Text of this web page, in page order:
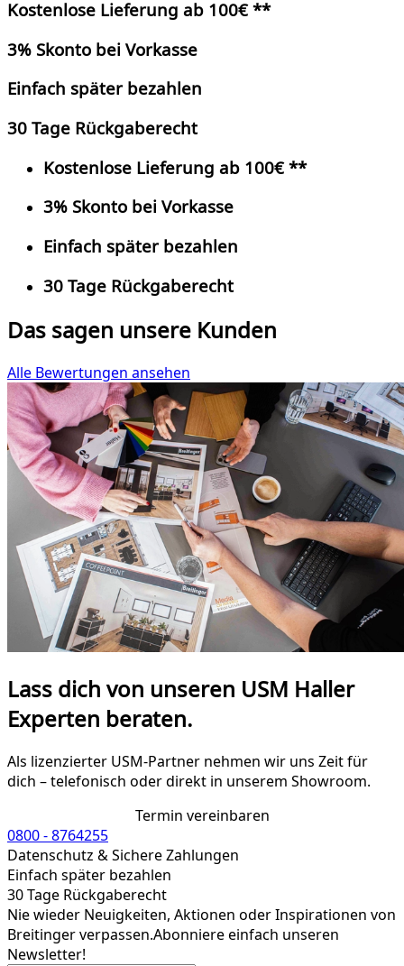
Kostenlose Lieferung ab 100€ **
3% Skonto bei Vorkasse
Einfach später bezahlen
30 Tage Rückgaberecht
Kostenlose Lieferung ab 100€ **
3% Skonto bei Vorkasse
Einfach später bezahlen
30 Tage Rückgaberecht
Das sagen unsere Kunden
Alle Bewertungen ansehen
Lass dich von unseren USM Haller
Experten beraten.
Als lizenzierter USM-Partner nehmen wir uns Zeit für
dich – telefonisch oder direkt in unserem Showroom.
Termin vereinbaren
0800 - 8764255
Datenschutz & Sichere Zahlungen
Einfach später bezahlen
30 Tage Rückgaberecht
Nie wieder Neuigkeiten, Aktionen oder Inspirationen von
Breitinger verpassen.Abonniere einfach unseren
Newsletter!